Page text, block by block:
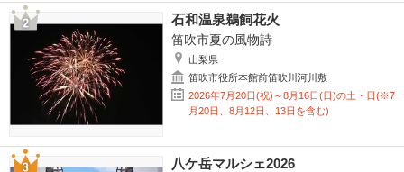
石和温泉鵜飼花火
笛吹市夏の風物詩
山梨県
笛吹市役所本館前笛吹川河川敷
2026年7月20日(祝)～8月16日(日)の土・日(※7
月20日、8月12日、13日を含む)
八ケ岳マルシェ2026